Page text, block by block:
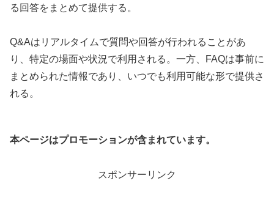
る回答をまとめて提供する。
Q&Aはリアルタイムで質問や回答が行われることがあ
り、特定の場面や状況で利用される。一方、FAQは事前に
まとめられた情報であり、いつでも利用可能な形で提供さ
れる。
本ページはプロモーションが含まれています。
スポンサーリンク